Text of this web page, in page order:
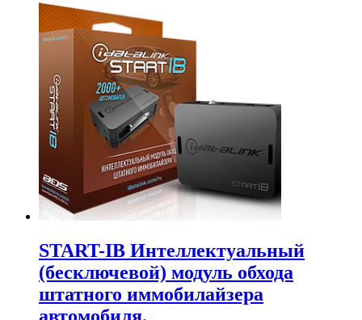
START-IB Интеллектуальный
(бесключевой) модуль обхода
штатного иммобилайзера